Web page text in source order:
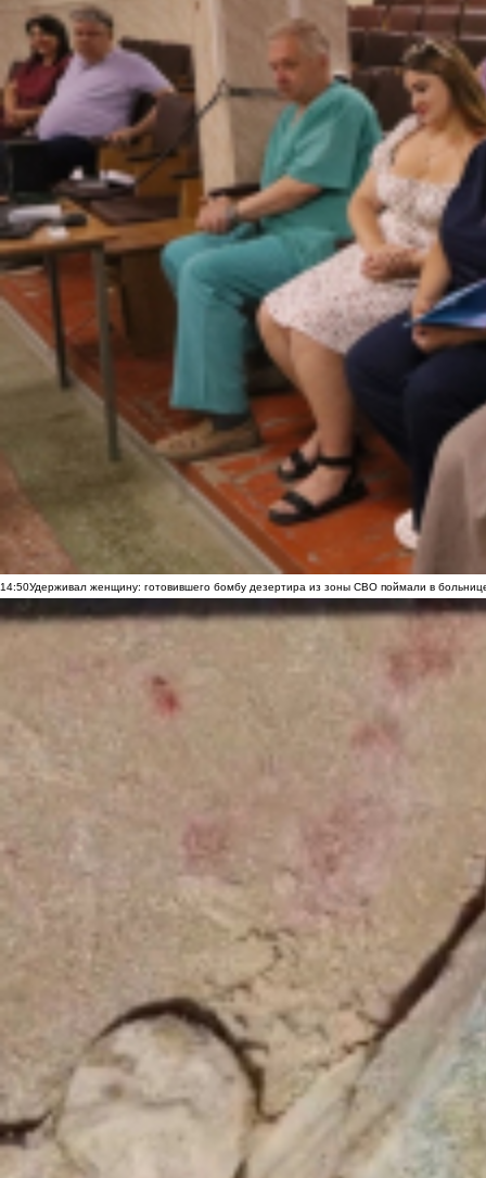
14:50Удерживал женщину: готовившего бомбу дезертира из зоны СВО поймали в